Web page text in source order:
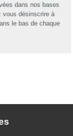
dans nos bases
vous désinscrire à
le bas de chaque